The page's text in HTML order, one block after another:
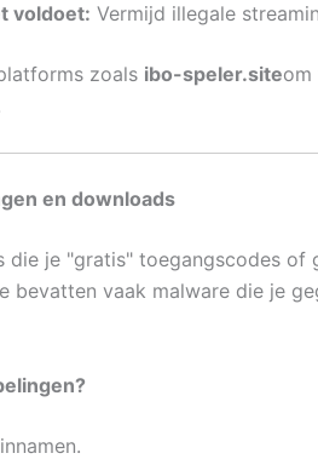
voldoet: Vermijd illegale
zoals ibo-speler.siteom
en downloads
die je "gratis" toegangscodes of
bevatten vaak malware die je